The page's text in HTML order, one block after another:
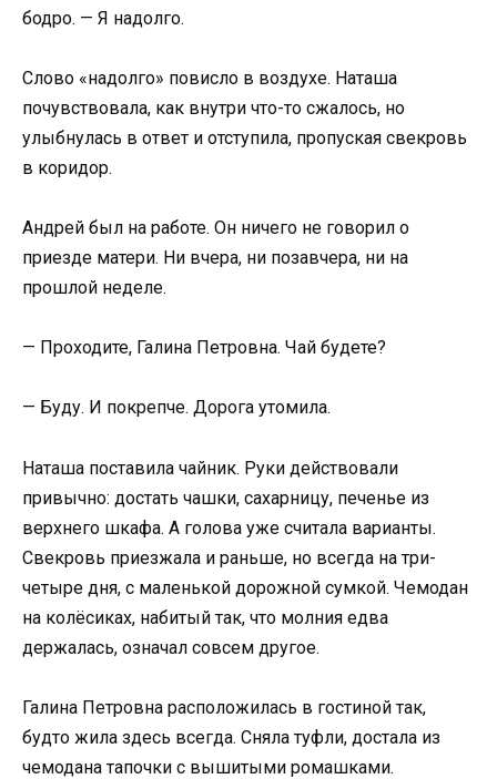
бодро. — Я надолго.
Слово «надолго» повисло в воздухе. Наташа
почувствовала, как внутри что-то сжалось, но
улыбнулась в ответ и отступила, пропуская свекровь
в коридор.
Андрей был на работе. Он ничего не говорил о
приезде матери. Ни вчера, ни позавчера, ни на
прошлой неделе.
— Проходите, Галина Петровна. Чай будете?
— Буду. И покрепче. Дорога утомила.
Наташа поставила чайник. Руки действовали
привычно: достать чашки, сахарницу, печенье из
верхнего шкафа. А голова уже считала варианты.
Свекровь приезжала и раньше, но всегда на три-
четыре дня, с маленькой дорожной сумкой. Чемодан
на колёсиках, набитый так, что молния едва
держалась, означал совсем другое.
Галина Петровна расположилась в гостиной так,
будто жила здесь всегда. Сняла туфли, достала из
чемодана тапочки с вышитыми ромашками.